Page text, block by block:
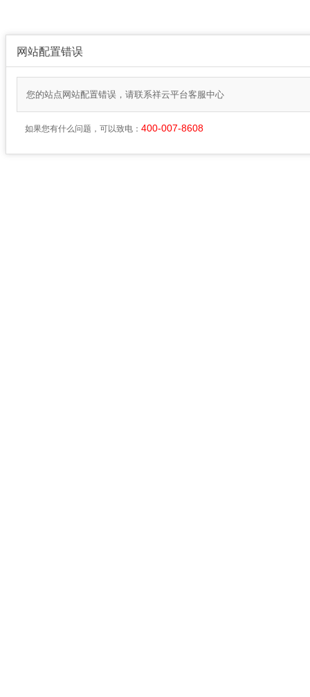
网站配置错误
您的站点网站配置错误，请联系祥云平台客服中心
如果您有什么问题，可以致电： 400-007-8608